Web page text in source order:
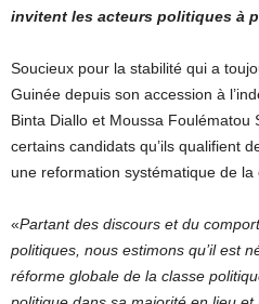
invitent les acteurs politiques à
Soucieux pour la stabilité qui a
Guinée depuis son accession à
Binta Diallo et Moussa
certains candidats qu’ils qualifient
une reformation systématique de la
«Partant des discours et du
politiques, nous estimons qu’il est
réforme globale de la classe